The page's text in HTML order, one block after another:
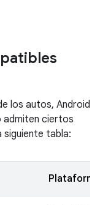
los autos, Android
admiten ciertos
siguiente tabla: